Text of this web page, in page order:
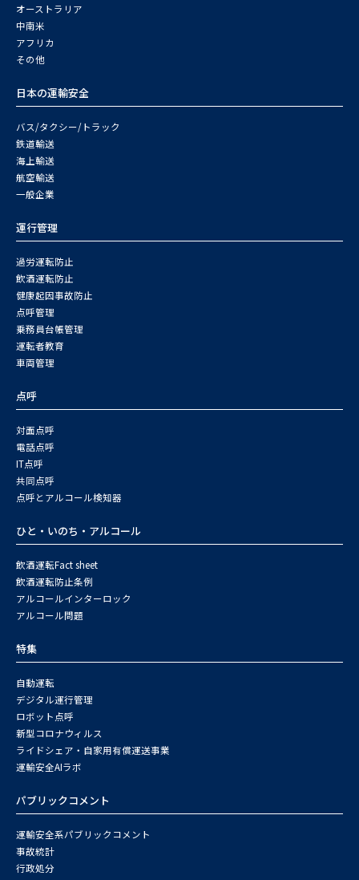
オーストラリア
中南米
アフリカ
その他
日本の運輸安全
バス/タクシー/トラック
鉄道輸送
海上輸送
航空輸送
一般企業
運行管理
過労運転防止
飲酒運転防止
健康起因事故防止
点呼管理
乗務員台帳管理
運転者教育
車両管理
点呼
対面点呼
電話点呼
IT点呼
共同点呼
点呼とアルコール検知器
ひと・いのち・アルコール
飲酒運転Fact sheet
飲酒運転防止条例
アルコールインターロック
アルコール問題
特集
自動運転
デジタル運行管理
ロボット点呼
新型コロナウィルス
ライドシェア・自家用有償運送事業
運輸安全AIラボ
パブリックコメント
運輸安全系パブリックコメント
事故統計
行政処分